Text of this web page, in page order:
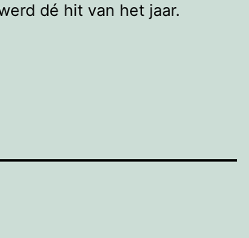
dé hit van het jaar.